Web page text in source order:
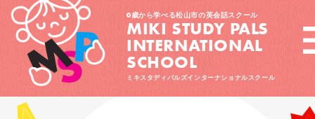
0歳から学べる松山市の英会話スクール
MIKI STUDY PALS
INTERNATIONAL
SCHOOL
ミキスタディパルズインターナショナルスクール